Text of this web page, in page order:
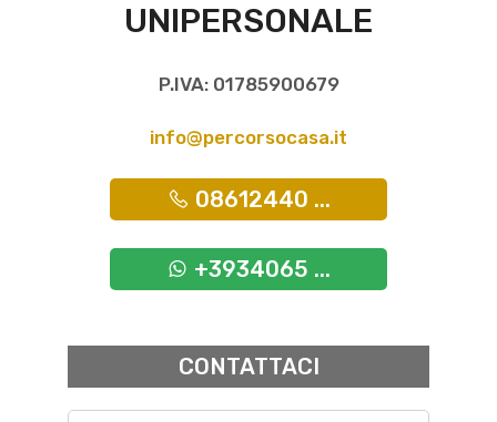
UNIPERSONALE
P.IVA: 01785900679
info@percorsocasa.it
08612440 ...
+3934065 ...
CONTATTACI